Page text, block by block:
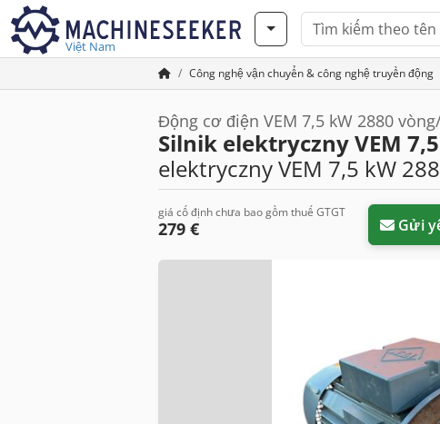
Việt Nam
Công nghệ vận chuyển & công nghệ truyền động
Động cơ điện VEM 7,5 kW 2880
Silnik elektryczny VEM
elektryczny VEM 7,5 kW
giá cố định chưa bao gồm thuế GTGT
279 € Gửi